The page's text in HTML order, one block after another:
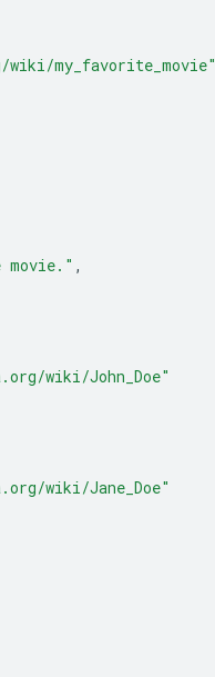
my_favorite_movie"
,
wiki/John_Doe"
wiki/Jane_Doe"